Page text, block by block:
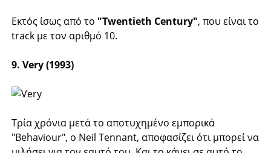
Εκτός ίσως από το "Twentieth Century", που είναι το
track με τον αριθμό 10.
9. Very (1993)
Τρία χρόνια μετά το αποτυχημένο εμπορικά
"Behaviour", ο Neil Tennant, αποφασίζει ότι μπορεί να